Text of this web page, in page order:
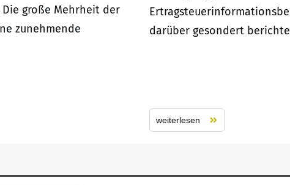
große Mehrheit der
zunehmende
darüber gesondert
weiterlesen